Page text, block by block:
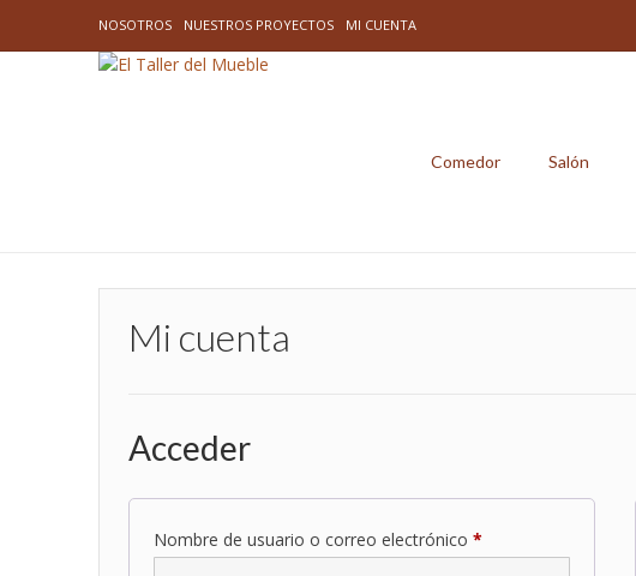
NOSOTROS NUESTROS PROYECTOS MI CUENTA
Comedor Salón
Mi cuenta
Acceder
Nombre de usuario o correo electrónico *